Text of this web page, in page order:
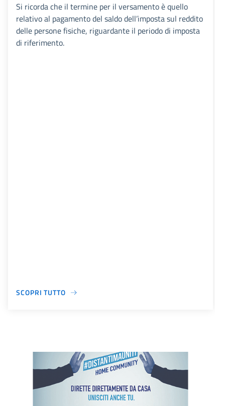
Si ricorda che il termine per il versamento è quello
relativo al pagamento del saldo dell’imposta sul reddito
delle persone fisiche, riguardante il periodo di imposta
di riferimento.
SCOPRI TUTTO